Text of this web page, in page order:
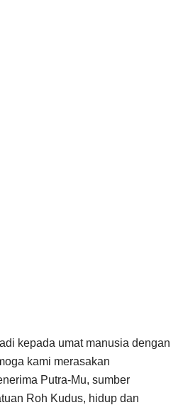
kepada umat manusia dengan
kami merasakan
Putra-Mu, sumber
Roh Kudus, hidup dan